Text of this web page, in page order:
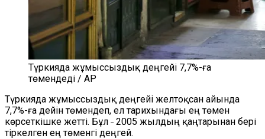
Түркияда жұмыссыздық деңгейі 7,7%-ға
төмендеді / AP
Түркияда жұмыссыздық деңгейі желтоқсан айында
7,7%-ға дейін төмендеп, ел тарихындағы ең төмен
көрсеткішке жетті. Бұл ˗ 2005 жылдың қаңтарынан бері
тіркелген ең төменгі деңгей.